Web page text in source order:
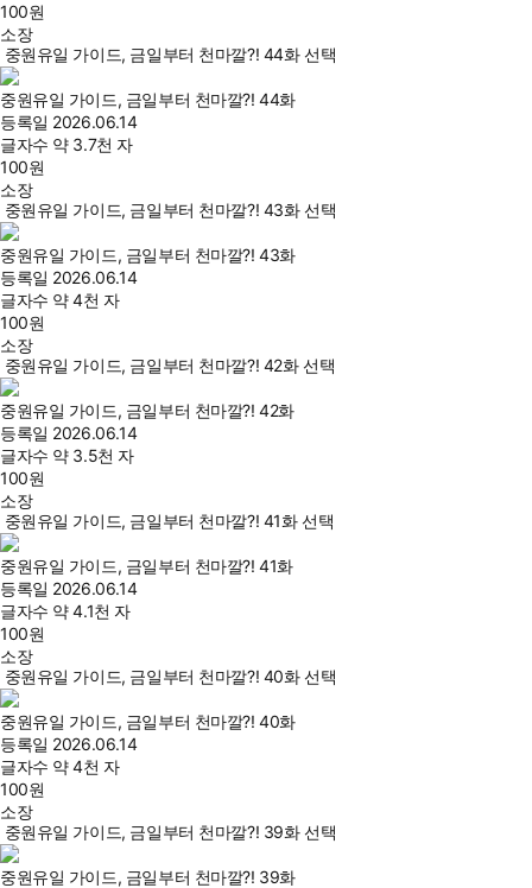
100원
소장
중원유일 가이드, 금일부터 천마깔?! 44화 선택
중원유일 가이드, 금일부터 천마깔?! 44화
등록일 2026.06.14
글자수 약 3.7천 자
100원
소장
중원유일 가이드, 금일부터 천마깔?! 43화 선택
중원유일 가이드, 금일부터 천마깔?! 43화
등록일 2026.06.14
글자수 약 4천 자
100원
소장
중원유일 가이드, 금일부터 천마깔?! 42화 선택
중원유일 가이드, 금일부터 천마깔?! 42화
등록일 2026.06.14
글자수 약 3.5천 자
100원
소장
중원유일 가이드, 금일부터 천마깔?! 41화 선택
중원유일 가이드, 금일부터 천마깔?! 41화
등록일 2026.06.14
글자수 약 4.1천 자
100원
소장
중원유일 가이드, 금일부터 천마깔?! 40화 선택
중원유일 가이드, 금일부터 천마깔?! 40화
등록일 2026.06.14
글자수 약 4천 자
100원
소장
중원유일 가이드, 금일부터 천마깔?! 39화 선택
중원유일 가이드, 금일부터 천마깔?! 39화